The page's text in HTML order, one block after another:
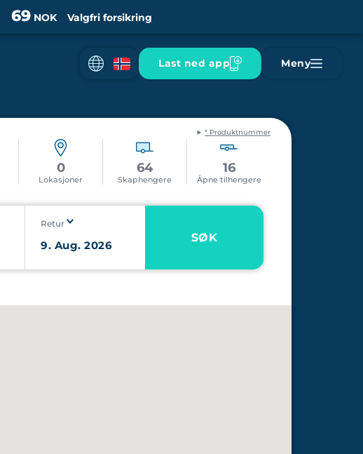
Valgfri forsikring
69NOK
Last ned app Meny
* Produktnummer
0
Lokasjoner
64
Skaphengere
16
Åpne tilhengere
Retur
SØK